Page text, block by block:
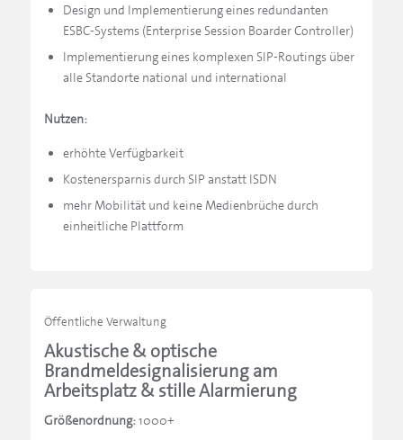
Design und Implementierung eines redundanten
ESBC-Systems (Enterprise Session Boarder Controller)
Implementierung eines komplexen SIP-Routings über
alle Standorte national und international
Nutzen:
erhöhte Verfügbarkeit
Kostenersparnis durch SIP anstatt ISDN
mehr Mobilität und keine Medienbrüche durch
einheitliche Plattform
Öffentliche Verwaltung
Akustische & optische
Brandmeldesignalisierung am
Arbeitsplatz & stille Alarmierung
Größenordnung:1000+